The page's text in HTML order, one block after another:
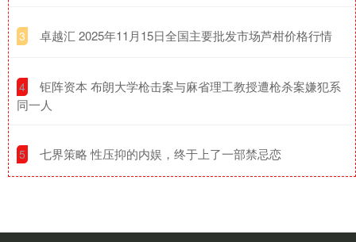
3 ​卓越汇 2025年11月15日全国主要批发市场芦柑价格行情
4
​钜阵资本 布朗大学枪击案与麻省理工教授遭枪杀案嫌犯系
同一人
5 ​七界策略 性压抑的内娱，终于上了一部禁忌恋